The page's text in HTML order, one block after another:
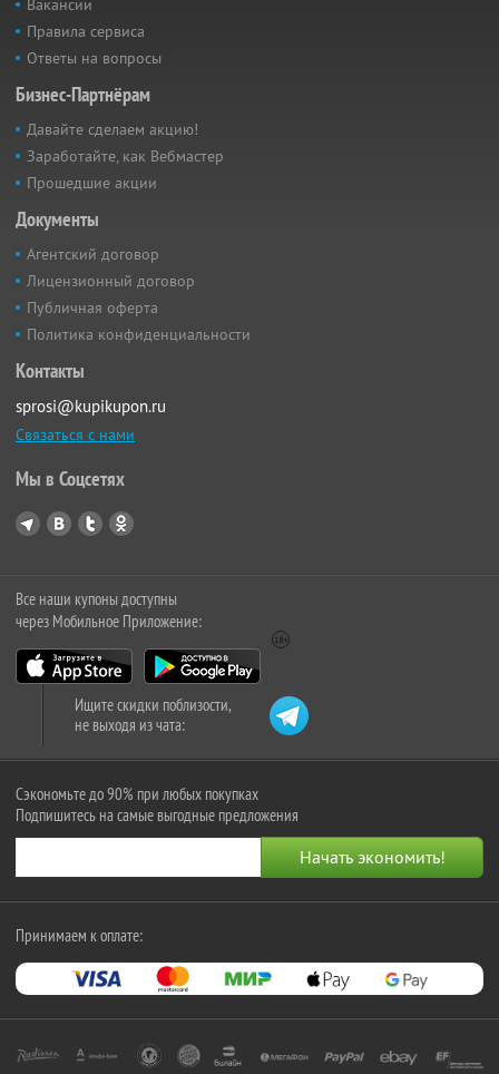
Вакансии
Правила сервиса
Ответы на вопросы
Бизнес-Партнёрам
Давайте сделаем акцию!
Заработайте, как Вебмастер
Прошедшие акции
Документы
Агентский договор
Лицензионный договор
Публичная оферта
Политика конфиденциальности
Контакты
sprosi@kupikupon.ru
Связаться с нами
Мы в Соцсетях
Все наши купоны доступны
через Мобильное Приложение:
Ищите скидки поблизости,
не выходя из чата:
Сэкономьте до 90% при любых покупках
Подпишитесь на самые выгодные предложения
Принимаем к оплате: